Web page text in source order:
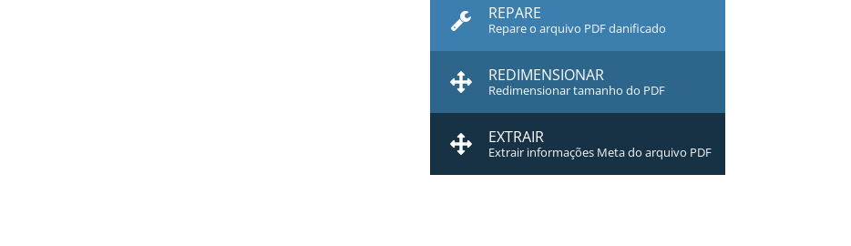
REPARE
Repare o arquivo PDF danificado
REDIMENSIONAR
Redimensionar tamanho do PDF
EXTRAIR
Extrair informações Meta do arquivo PDF